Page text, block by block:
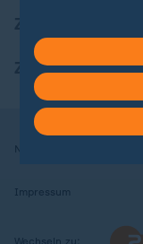
ZDFheute Apps
Nutzungsbedingungen
Impressum
Wechseln zu:
in deinen
Hier findest du
Weitere